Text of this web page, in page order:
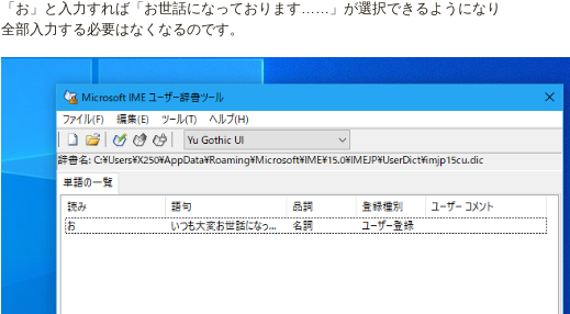
「お」と入力すれば「お世話になっております……」が選択できるようになり
全部入力する必要はなくなるのです。